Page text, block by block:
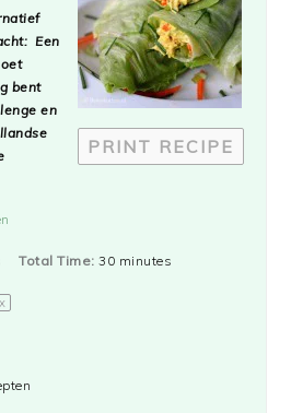
PRINT RECIPE
Een
bent
en
Total Time: 30 minutes
x